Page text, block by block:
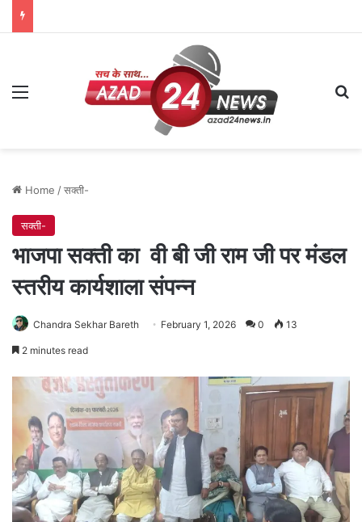
Menu
Home /सक्ती-
सक्ती-
भाजपा सक्ती का वी बी जी राम जी पर मंडल
स्तरीय कार्यशाला संपन्न
Chandra Sekhar Bareth February 1, 2026 0 13
2 minutes read